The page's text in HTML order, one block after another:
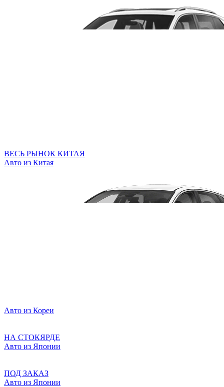
ВЕСЬ РЫНОК КИТАЯ
Авто из Китая
Авто из Кореи
НА СТОКЯРДЕ
Авто из Японии
ПОД ЗАКАЗ
Авто из Японии